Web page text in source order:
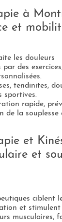
à
et
les douleurs
des
tendinites,
sportives.
rapide,
de la souplesse
et
et
ciblent
et
musculaires,